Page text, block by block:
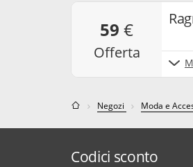
59 €
offerta
Negozi Moda e
Codici sconto